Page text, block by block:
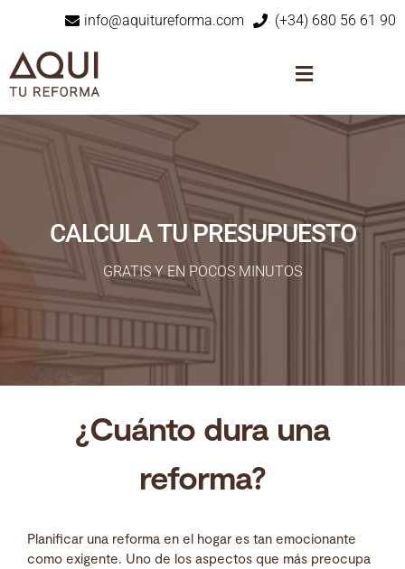
info@aquitureforma.com (+34) 680 56 61 90
CALCULA TU PRESUPUESTO
GRATIS Y EN POCOS MINUTOS
¿Cuánto dura una
reforma?
Planificar una reforma en el hogar es tan emocionante
como exigente. Uno de los aspectos que más preocupa